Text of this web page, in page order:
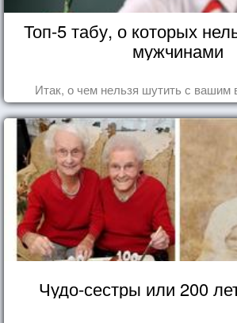
Топ-5 табу, о которых
мужчинами
Итак, о чем нельзя шутить с
Чудо-сестры или 200